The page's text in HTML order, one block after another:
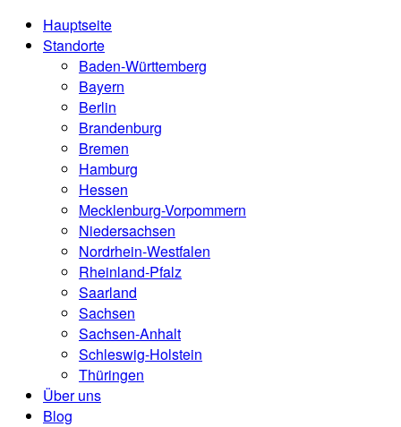
Hauptseite
Standorte
Baden-Württemberg
Bayern
Berlin
Brandenburg
Bremen
Hamburg
Hessen
Mecklenburg-Vorpommern
Niedersachsen
Nordrhein-Westfalen
Rheinland-Pfalz
Saarland
Sachsen
Sachsen-Anhalt
Schleswig-Holstein
Thüringen
Über uns
Blog